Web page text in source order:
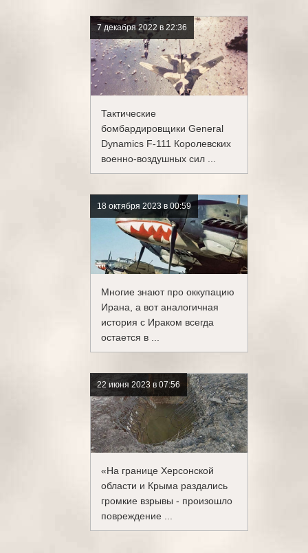
7 декабря 2022 в 22:36
Тактические
бомбардировщики General
Dynamics F-111 Королевских
военно-воздушных сил ...
18 октября 2023 в 00:59
Многие знают про оккупацию
Ирана, а вот аналогичная
история с Ираком всегда
остается в ...
22 июня 2023 в 07:56
«На границе Херсонской
области и Крыма раздались
громкие взрывы - произошло
повреждение ...